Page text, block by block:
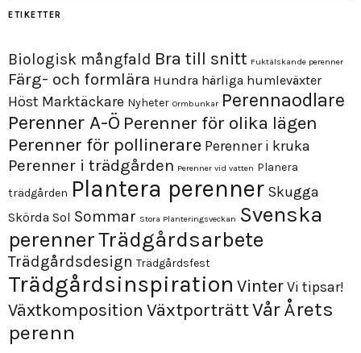
ETIKETTER
Biologisk mångfald Bra till snitt Fuktälskande perenner
Färg- och formlära Hundra härliga humleväxter
Höst Marktäckare Nyheter Ormbunkar Perennaodlare
Perenner A-Ö Perenner för olika lägen
Perenner för pollinerare Perenner i kruka
Perenner i trädgården Perenner vid vatten Planera
trädgården Plantera perenner Skugga
Skörda Sol Sommar Stora Planteringsveckan Svenska
perennerTrädgårdsarbete
Trädgårdsdesign Trädgårdsfest
Trädgårdsinspiration VinterVi tipsar!
Växtkomposition VäxtporträttVårÅrets
perenn